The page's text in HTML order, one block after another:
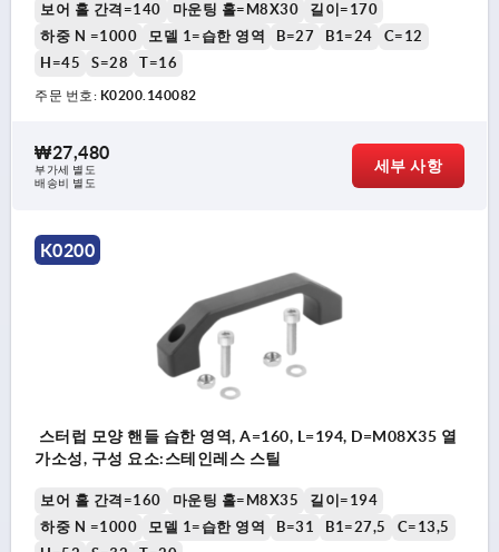
보어 홀 간격=140 마운팅 홀=M8X30
길이=170
하중 N =1000
모델 1=습한 영역 B=27 B1=24
C=12
H=45
S=28 T=16
주문 번호: K0200.140082
₩27,480
부가세 별도
배송비 별도
세부 사항
K0200
스터럽 모양 핸들 습한 영역, A=160, L=194, D=M08X35 열
가소성, 구성 요소:스테인레스 스틸
보어 홀 간격=160 마운팅 홀=M8X35
길이=194
하중 N =1000
모델 1=습한 영역 B=31 B1=27,5
C=13,5